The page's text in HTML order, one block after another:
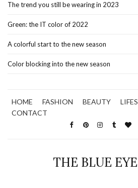
The trend you still be wearing in 2023
Green: the IT color of 2022
A colorful start to the new season
Color blocking into the new season
HOME FASHION BEAUTY
CONTACT
THE BLUE